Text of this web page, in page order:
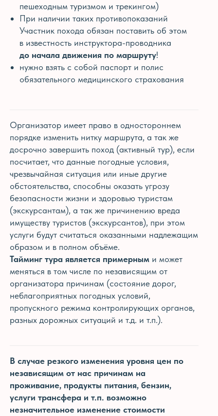
пешеходным туризмом и трекингом)
При наличии таких противопоказаний
Участник похода обязан поставить об этом
в известность инструктора-проводника
до начала движения по маршруту!
нужно взять с собой паспорт и полис
обязательного медицинского страхования
Организатор имеет право в одностороннем
порядке изменить нитку маршрута, а так же
досрочно завершить поход (активный тур), если
посчитает, что данные погодные условия,
чрезвычайная ситуация или иные другие
обстоятельства, способны оказать угрозу
безопасности жизни и здоровью туристам
(экскурсантам), а так же причинению вреда
имуществу туристов (экскурсантов), при этом
услуги будут считаться оказанными надлежащим
образом и в полном объёме.
Тайминг тура является примерным и может
меняться в том числе по независящим от
организатора причинам (состояние дорог,
неблагоприятных погодных условий,
пропускного режима контролирующих органов,
разных дорожных ситуаций и т.д. и т.п.).
В случае резкого изменения уровня цен по
независящим от нас причинам на
проживание, продукты питания, бензин,
услуги трансфера и т.п. возможно
незначительное изменение стоимости